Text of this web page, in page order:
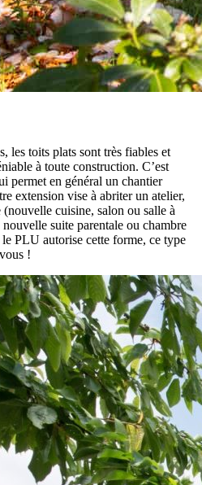
les toits plats sont très fiables et
à toute construction. C’est
permet en général un chantier
extension vise à abriter un atelier,
cuisine, salon ou salle à
suite parentale ou chambre
PLU autorise cette forme, ce type
!